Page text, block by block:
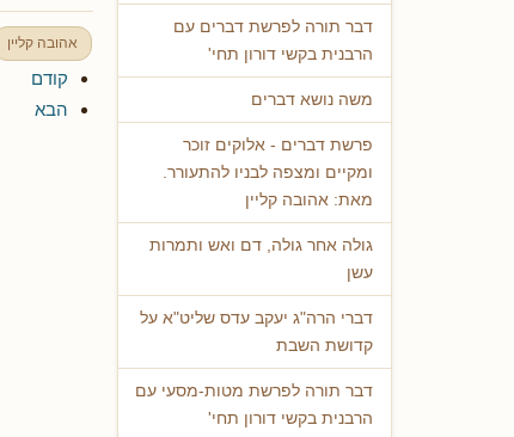
דבר תורה לפרשת דברים עם
הרבנית בקשי דורון תחי'
משה נושא דברים
פרשת דברים - אלוקים זוכר
ומקיים ומצפה לבניו להתעורר.
מאת: אהובה קליין
גולה אחר גולה, דם ואש ותמרות
עשן
דברי הרה"ג יעקב עדס שליט"א על
קדושת השבת
דבר תורה לפרשת מטות-מסעי עם
הרבנית בקשי דורון תחי'
אהובה קליין
קודם
הבא